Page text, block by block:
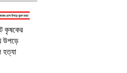
কৃষকের
উপড়ে
হত্যা